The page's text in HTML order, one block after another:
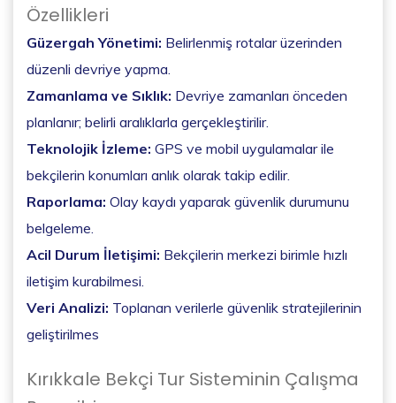
Özellikleri
Güzergah Yönetimi: Belirlenmiş rotalar üzerinden
düzenli devriye yapma.
Zamanlama ve Sıklık: Devriye zamanları önceden
planlanır; belirli aralıklarla gerçekleştirilir.
Teknolojik İzleme: GPS ve mobil uygulamalar ile
bekçilerin konumları anlık olarak takip edilir.
Raporlama: Olay kaydı yaparak güvenlik durumunu
belgeleme.
Acil Durum İletişimi: Bekçilerin merkezi birimle hızlı
iletişim kurabilmesi.
Veri Analizi: Toplanan verilerle güvenlik stratejilerinin
geliştirilmes
Kırıkkale Bekçi Tur Sisteminin Çalışma